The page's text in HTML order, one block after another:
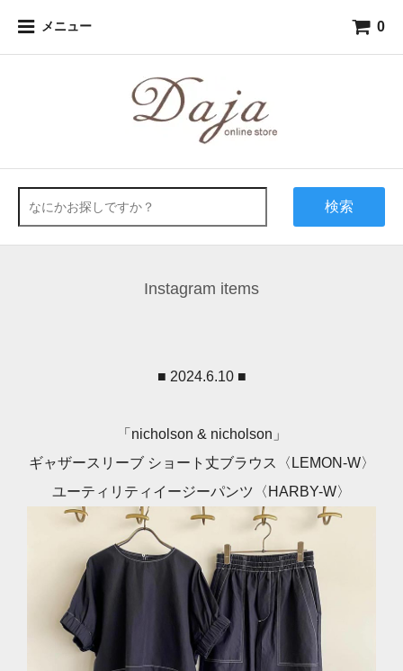
メニュー 0
検索
Instagram items
■ 2024.6.10 ■
「nicholson & nicholson」
ギャザースリーブ ショート丈ブラウス〈LEMON-W〉
ユーティリティイージーパンツ〈HARBY-W〉